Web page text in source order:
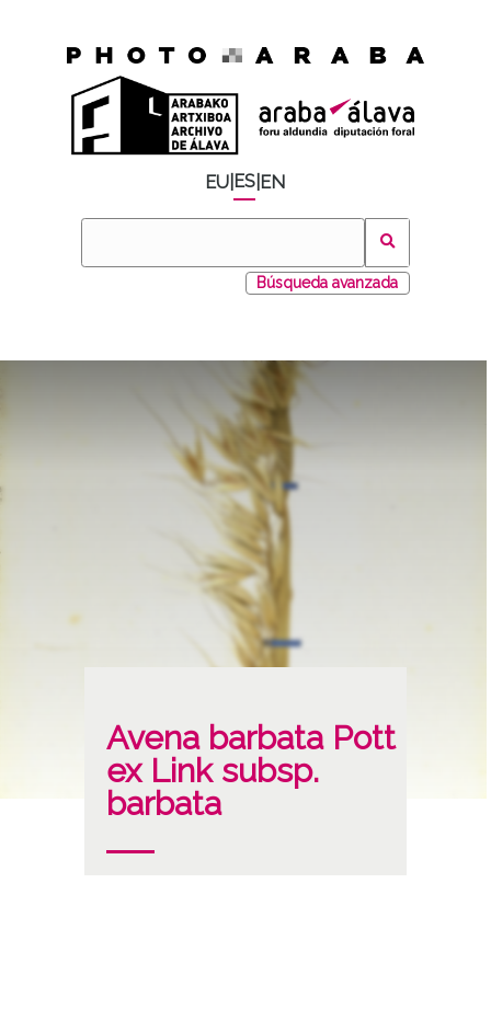
EU ES EN
Búsqueda avanzada
Avena barbata Pott
ex Link subsp.
barbata